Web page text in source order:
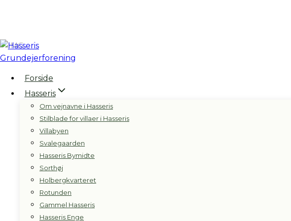
Fortsæt
til
Forside
Hasseris
Om vejnavne i Hasseris
Stilblade for villaer i Hasseris
Villabyen
Svalegaarden
Hasseris Bymidte
Sorthøj
Holbergkvarteret
Rotunden
Gammel Hasseris
Hasseris Enge